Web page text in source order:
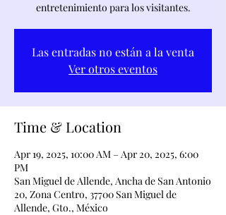
entretenimiento para los visitantes.
Las entradas no están a la venta
Ver otros eventos
Time & Location
Apr 19, 2025, 10:00 AM – Apr 20, 2025, 6:00
PM
San Miguel de Allende, Ancha de San Antonio
20, Zona Centro, 37700 San Miguel de
Allende, Gto., México